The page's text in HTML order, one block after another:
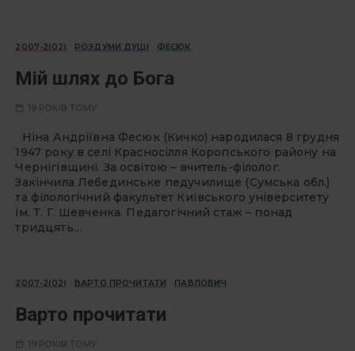
2007-2(02) РОЗДУМИ ДУШІ ФЕСЮК
Мій шлях до Бога
19 РОКІВ ТОМУ
Ніна Андріївна Фесюк (Кичко) народилася 8 грудня
1947 року в селі Красносілля Коропського району на
Чернігівщині. За освітою – вчитель-філолог.
Закінчила Лебединське педучилище (Сумська обл.)
та філологічний факультет Київського університету
ім. Т. Г. Шевченка. Педагогічний стаж – понад
тридцять…
2007-2(02) ВАРТО ПРОЧИТАТИ ПАВЛОВИЧ
Варто прочитати
19 РОКІВ ТОМУ